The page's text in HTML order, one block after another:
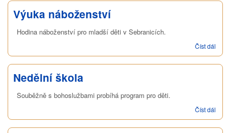
Výuka náboženství
Hodina náboženství pro mladší děti v Sebranicích.
Číst dál
Nedělní škola
Souběžně s bohoslužbami probíhá program pro děti.
Číst dál